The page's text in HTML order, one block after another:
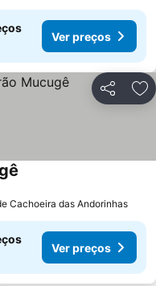
Ver preços
Partilhar
Cachoeira das Andorinhas
Ver preços